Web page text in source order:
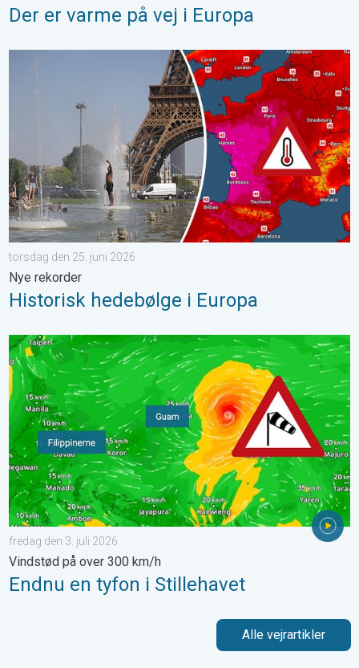
Der er varme på vej i Europa
Historisk hedebølge i Europa. Nye rekorder. . . torsdag den
torsdag den 25. juni 2026
Nye rekorder
Historisk hedebølge i Europa
Endnu en tyfon i Stillehavet. Vindstød på over 300 km/h. . .
fredag den 3. juli 2026
Vindstød på over 300 km/h
Endnu en tyfon i Stillehavet
Alle vejrartikler